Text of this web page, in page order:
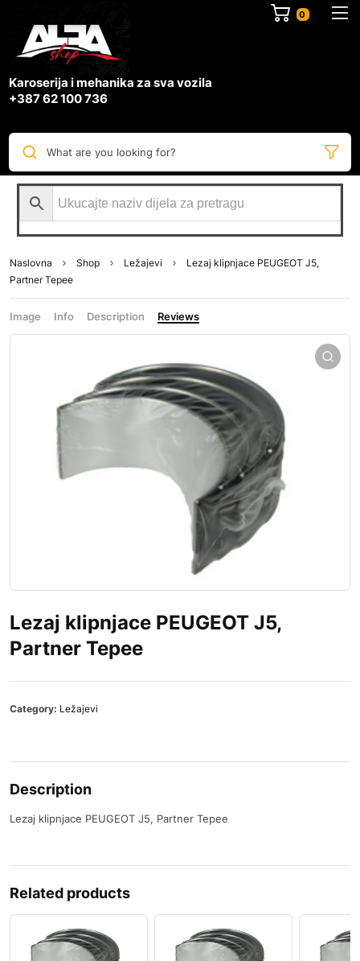
0
Karoserija i mehanika za sva vozila
+387 62 100 736
What are you looking for?
Naslovna Shop Ležajevi
Lezaj klipnjace PEUGEOT J5,
Partner Tepee
Image Info Description Reviews
Lezaj klipnjace PEUGEOT J5,
Partner Tepee
Category: Ležajevi
Description
Lezaj klipnjace PEUGEOT J5, Partner Tepee
Related products